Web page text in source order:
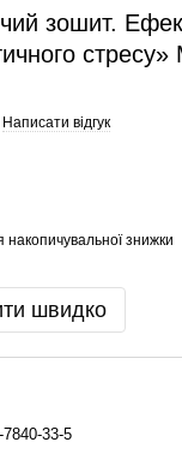
зошит.
Написати відгук
накопичувальної знижки
швидко
33-5